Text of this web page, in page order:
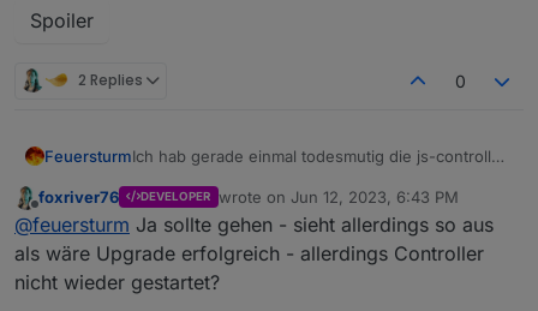
Spoiler
2 Replies 0
FeuersturmIch hab gerade einmal todesmutig die js-controller
@apollon77 @foxriver76Sollte das schon mit der
5.0.2 und Admin 5.6.7 funktionieren?
Bei dieser Anzeige bleibt der Admin hängen:
Wenn ich über die Konsole mir den Status
anzeigen lasse sieht es wie folgt aus:
proxmox@ioBrokerTestsystem:~$ iob status
iobroker is not running on this host.
Im Log steht folgendes:
Offline
foxriver76 DEVELOPER wrote on Jun 12, 2023, 6:43 PM
last edited by
@feuersturm Ja sollte gehen - sieht allerdings so aus
als wäre Upgrade erfolgreich - allerdings Controller
nicht wieder gestartet?